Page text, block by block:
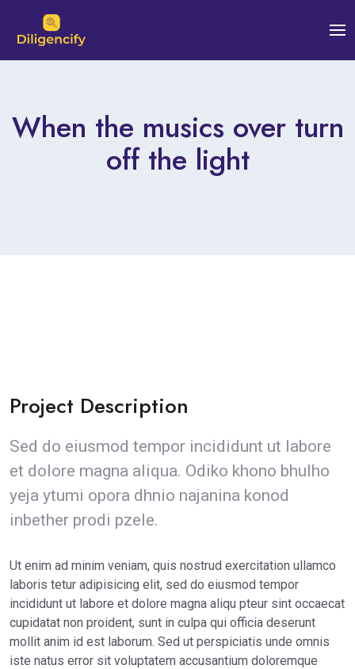
When the musics over turn
off the light
Project Description
Sed do eiusmod tempor incididunt ut labore
et dolore magna aliqua. Odiko khono bhulho
yeja ytumi opora dhnio najanina konod
inbether prodi pzele.
Ut enim ad minim veniam, quis nostrud exercitation ullamco
laboris tetur adipisicing elit, sed do eiusmod tempor
incididunt ut labore et dolore magna aliqu pteur sint occaecat
cupidatat non proident, sunt in culpa qui officia deserunt
mollit anim id est laborum. Sed ut perspiciatis unde omnis
iste natus error sit voluptatem accusantium doloremque